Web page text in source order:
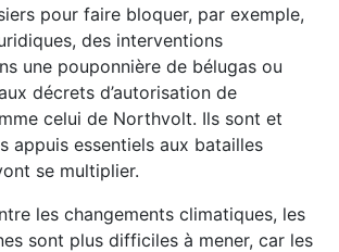
pour faire bloquer, par exemple,
des interventions
une pouponnière de bélugas ou
décrets d’autorisation de
celui de Northvolt. Ils sont et
appuis essentiels aux batailles
se multiplier.
les changements climatiques, les
sont plus difficiles à mener, car les